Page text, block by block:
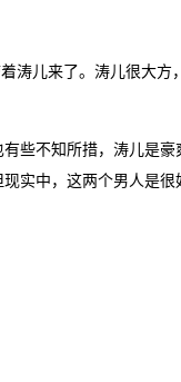
涛儿来了。涛儿很大方
些不知所措，涛儿是豪
实中，这两个男人是很